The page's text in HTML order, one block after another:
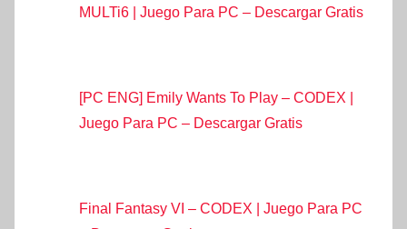
MULTi6 | Juego Para PC – Descargar Gratis
[PC ENG] Emily Wants To Play – CODEX |
Juego Para PC – Descargar Gratis
Final Fantasy VI – CODEX | Juego Para PC